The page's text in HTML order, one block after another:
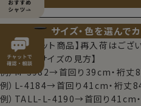
サイズ・色を選んで
【限定スポット商品】再入荷はござ
【シャツのサイズの見方】
例）M-3982→首回り39cm・裄丈
例）L-4184→首回り41cm・裄丈
例）TALL-L-4190→首回り41cm